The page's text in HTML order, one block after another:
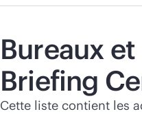
Bureaux
Briefing
Cette liste contient les